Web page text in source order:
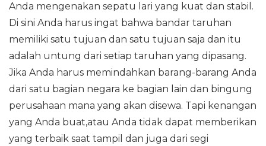
Anda mengenakan sepatu lari yang kuat dan stabil.
Di sini Anda harus ingat bahwa bandar taruhan
memiliki satu tujuan dan satu tujuan saja dan itu
adalah untung dari setiap taruhan yang dipasang.
Jika Anda harus memindahkan barang-barang Anda
dari satu bagian negara ke bagian lain dan bingung
perusahaan mana yang akan disewa. Tapi kenangan
yang Anda buat,atau Anda tidak dapat memberikan
yang terbaik saat tampil dan juga dari segi